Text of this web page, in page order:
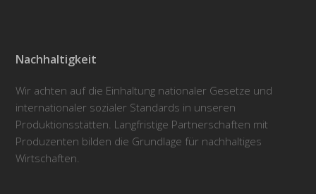
Nachhaltigkeit
Wir achten auf die Einhaltung nationaler Gesetze und
internationaler sozialer Standards in unseren
Produktionsstätten. Langfristige Partnerschaften mit
Produzenten bilden die Grundlage für nachhaltiges
Wirtschaften.